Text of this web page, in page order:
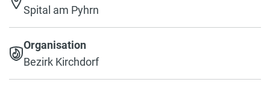
Spital am Pyhrn
Organisation
Bezirk Kirchdorf